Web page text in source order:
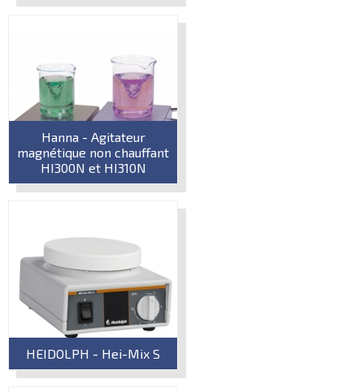
Hanna - Agitateur
magnétique non chauffant
HI300N et HI310N
HEIDOLPH - Hei-Mix S